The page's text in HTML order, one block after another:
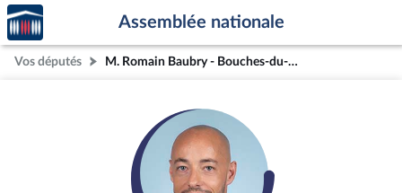
Aller au contenu
Aller en bas de la page
Accèder
à la
page
d'accueil
Assemblée nationale
Vos députés M. Romain Baubry - Bouches-du-Rhône (15e circonscription)